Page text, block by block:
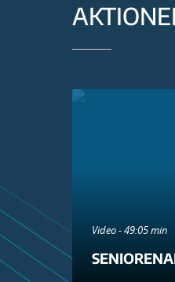
Video - 49:05 min